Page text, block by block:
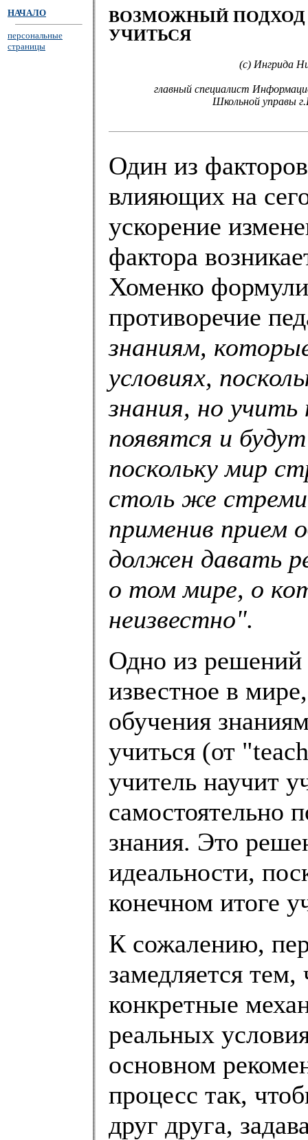
НАЧАЛО
персональные
страницы
ВОЗМОЖНЫЙ
УЧИТЬСЯ
(c) Ингрида
главный специалист
Школьной управы
Один из
влияющих на
ускорение
фактора
Хоменко
противоречие
знаниям,
условиях,
знания, но
появятся и
поскольку мир
столь же
применив прием
должен давать
о том мире, о
неизвестно".
Одно из решений
известное в
обучения
учиться (от
учитель научит
самостоятельно
знания. Это
идеальности,
конечном итоге
К сожалению,
замедляется
конкретные
реальных
основном
процесс так,
друг друга,